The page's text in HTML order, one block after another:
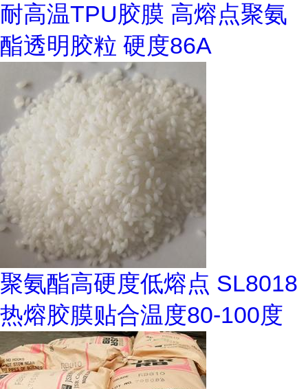
耐高温TPU胶膜 高熔点聚氨
酯透明胶粒 硬度86A
聚氨酯高硬度低熔点 SL8018
热熔胶膜贴合温度80-100度